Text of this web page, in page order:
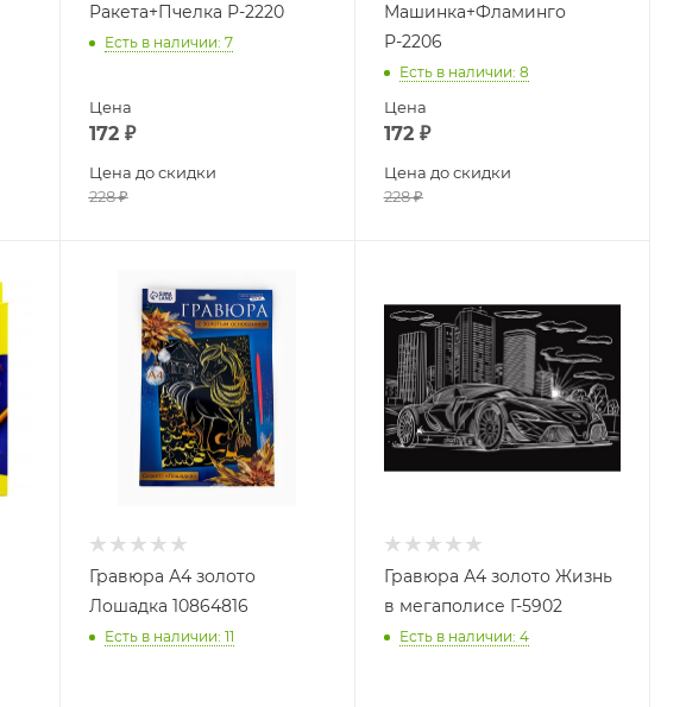
Ракета+Пчелка Р-2220
Есть в наличии: 7
Цена
172₽
Цена до скидки
228₽
Машинка+Фламинго
Р-2206
Есть в наличии: 8
Цена
172₽
Цена до скидки
228₽
Гравюра А4 золото
Лошадка 10864816
Есть в наличии: 11
Гравюра А4 золото Жизнь
в мегаполисе Г-5902
Есть в наличии: 4